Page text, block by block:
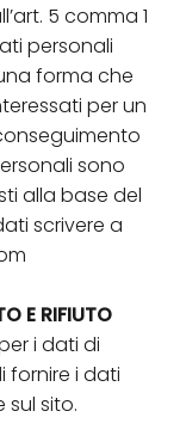
5 comma 1
personali
forma che
per un
sono
alla base del
scrivere a
E RIFIUTO
i dati di
fornire i dati
sito.